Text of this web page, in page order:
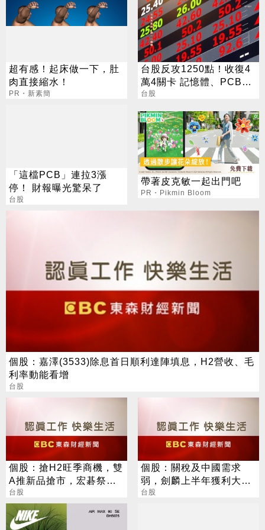
超有感！起床做一下，肚
肉直接縮水！
PR・新素簡
台股反攻1250點！收復4
萬4關卡 記憶體、PCB一
票亮燈
台股
「這檔PCB」連拉3漲
停！ 財報曝光驚呆了
台股
帶著皮克敏一起出門吧
PR・Pikmin Bloom
個股：嘉澤(3533)除息首日順利達陣填息，H2營收、毛
利率動能看增
台股
個股：搶H2旺季商機，雙
A推新品搶市，宏碁祭出
可翻轉觸控NB，華碩推聯
名顯卡
台股
個股：關稅及中國需求
弱，劍麟上半年獲利大減
逾四成，每股盈餘1.75元
台股